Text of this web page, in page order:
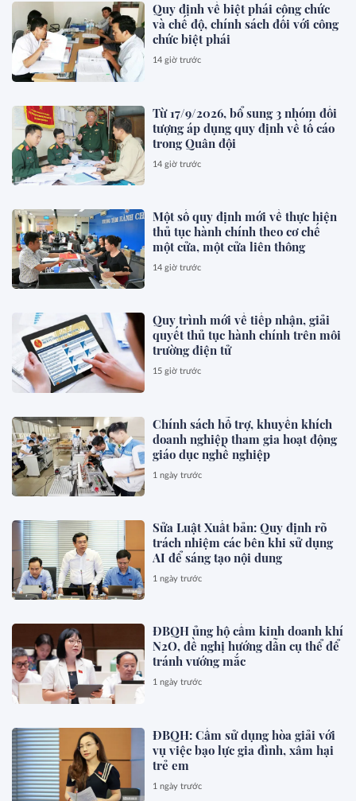
Quy định về biệt phái công chức
và chế độ, chính sách đối với công
chức biệt phái
14 giờ trước
Từ 17/9/2026, bổ sung 3 nhóm đối
tượng áp dụng quy định về tố cáo
trong Quân đội
14 giờ trước
Một số quy định mới về thực hiện
thủ tục hành chính theo cơ chế
một cửa, một cửa liên thông
14 giờ trước
Quy trình mới về tiếp nhận, giải
quyết thủ tục hành chính trên môi
trường điện tử
15 giờ trước
Chính sách hỗ trợ, khuyến khích
doanh nghiệp tham gia hoạt động
giáo dục nghề nghiệp
1 ngày trước
Sửa Luật Xuất bản: Quy định rõ
trách nhiệm các bên khi sử dụng
AI để sáng tạo nội dung
1 ngày trước
ĐBQH ủng hộ cấm kinh doanh khí
N2O, đề nghị hướng dẫn cụ thể để
tránh vướng mắc
1 ngày trước
ĐBQH: Cấm sử dụng hòa giải với
vụ việc bạo lực gia đình, xâm hại
trẻ em
1 ngày trước